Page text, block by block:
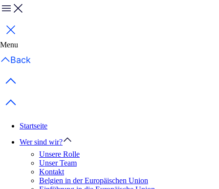
Menu
Schließen
Menu
Back
Previous items
Next items
Startseite
Wer sind wir?
Unsere Rolle
Unser Team
Kontakt
Belgien in der Europäischen Union